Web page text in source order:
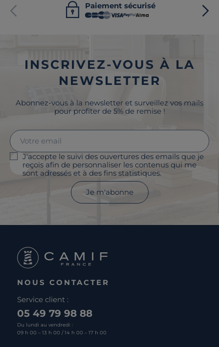
Paiement sécurisé
INSCRIVEZ-VOUS À LA
NEWSLETTER
Abonnez-vous à la newsletter et surveillez vos mails
pour profiter de 5% de remise !
J'accepte le suivi des ouvertures des emails que je
reçois afin de personnaliser les contenus qui me
sont adressés et à des fins statistiques.
Je m'abonne
NOUS CONTACTER
Service client :
05 49 79 98 88
Du lundi au vendredi :
09 h 00 – 13 h 00 / 14 h 00 – 17 h 00